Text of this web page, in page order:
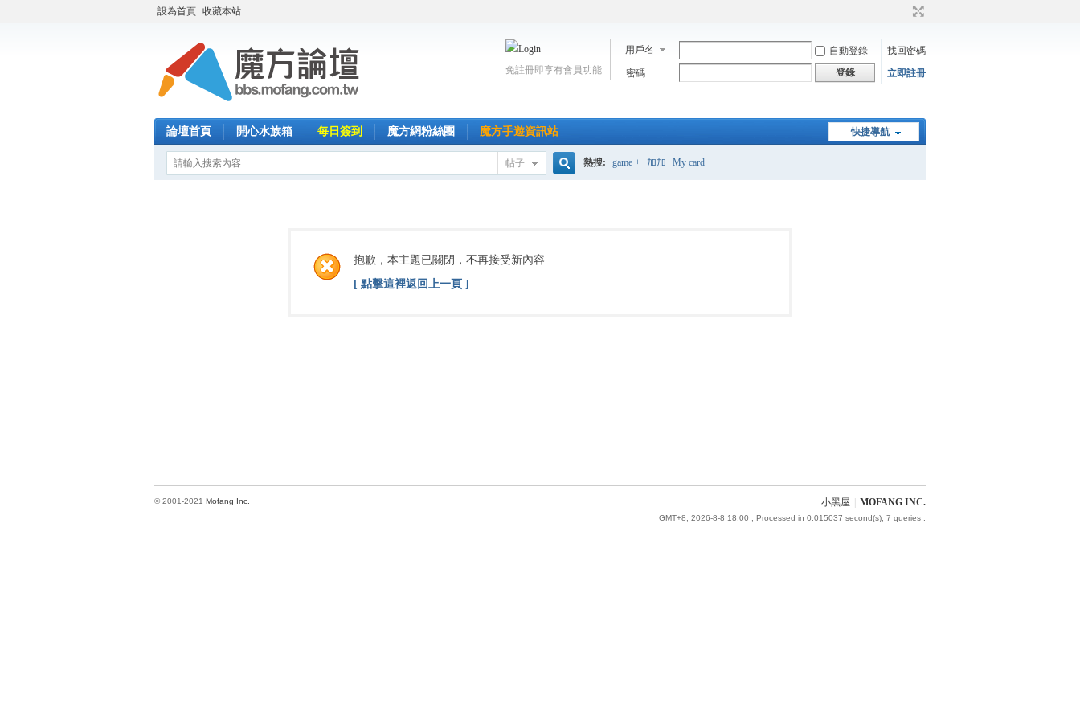
設為首頁 收藏本站
用戶名 自動登錄
找回密碼
密碼
登錄 立即註冊
免註冊即享有會員功能
快捷導航
論壇首頁 開心水族箱 每日簽到 魔方網粉絲團 魔方手遊資訊站
帖子 熱搜: game + 加加 My card
抱歉，本主題已關閉，不再接受新內容
[ 點擊這裡返回上一頁 ]
小黑屋 MOFANG INC.
GMT+8, 2026-8-8 18:00 , Processed in 0.015037 second(s), 7 queries .
© 2001-2021 Mofang Inc.